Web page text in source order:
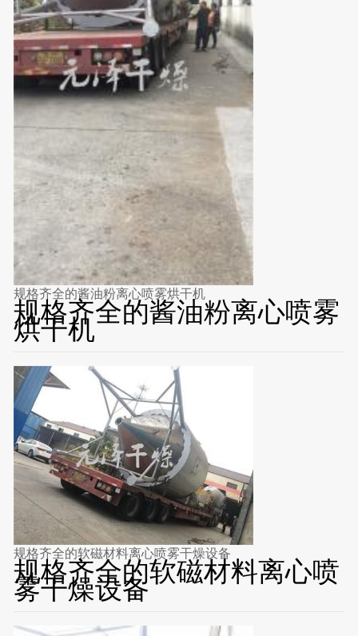
规格齐全的酱油粉离心喷雾烘干机
规格齐全的酱油粉离心喷雾
烘干机
规格齐全的软磁材料离心喷雾干燥设备
规格齐全的软磁材料离心喷
雾干燥设备